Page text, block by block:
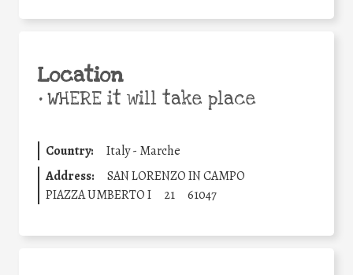
Location
•WHERE it will take place
Country:
Italy - Marche
Address:
SAN LORENZO IN CAMPO
PIAZZA UMBERTO I
21 61047